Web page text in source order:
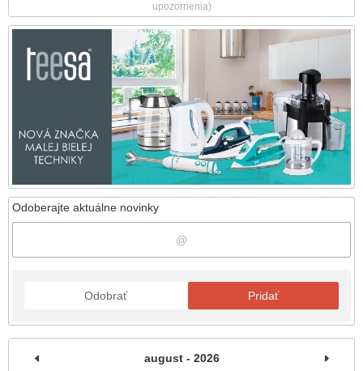
Odoberajte aktuálne novinky
Odobrať Pridať
august - 2026
upozornenia)